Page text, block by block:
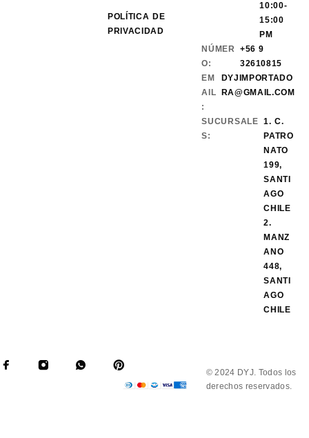
POLÍTICA DE
PRIVACIDAD
10:00-
15:00
PM
NÚMER
O:
+56 9
32610815
EM
AIL
:
DYJIMPORTADO
RA@GMAIL.COM
SUCURSALE
S:
1. C.
PATRO
NATO
199,
SANTI
AGO
CHILE
2.
MANZ
ANO
448,
SANTI
AGO
CHILE
© 2024 DYJ. Todos los
derechos reservados.